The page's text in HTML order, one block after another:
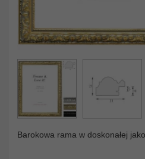
Barokowa rama w doskonałej